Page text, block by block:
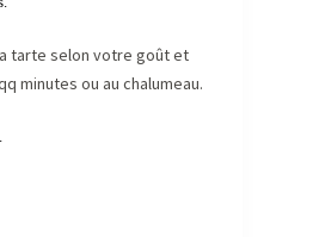
tarte selon votre goût et
minutes ou au chalumeau.